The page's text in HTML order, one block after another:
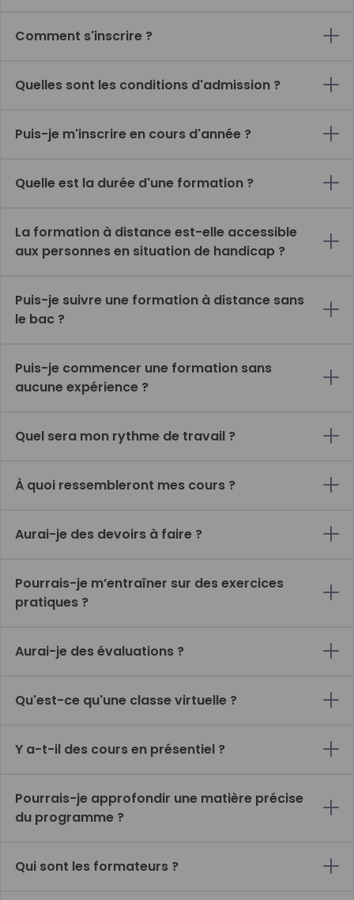
Comment s'inscrire ?
Quelles sont les conditions d'admission ?
Puis-je m'inscrire en cours d'année ?
Quelle est la durée d'une formation ?
La formation à distance est-elle accessible
aux personnes en situation de handicap ?
Puis-je suivre une formation à distance sans
le bac ?
Puis-je commencer une formation sans
aucune expérience ?
Quel sera mon rythme de travail ?
À quoi ressembleront mes cours ?
Aurai-je des devoirs à faire ?
Pourrais-je m’entraîner sur des exercices
pratiques ?
Aurai-je des évaluations ?
Qu'est-ce qu'une classe virtuelle ?
Y a-t-il des cours en présentiel ?
Pourrais-je approfondir une matière précise
du programme ?
Qui sont les formateurs ?